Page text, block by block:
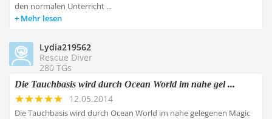
den normalen Unterricht ...
Mehr lesen
Lydia219562
Rescue Diver
280 TGs
Die Tauchbasis wird durch Ocean World im nahe gel ...
12.05.2014
Die Tauchbasis wird durch Ocean World im nahe gelegenen Magic